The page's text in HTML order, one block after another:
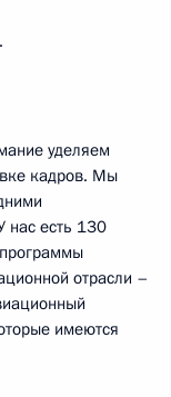
уделяем
кадров. Мы
нас есть 130
отрасли –
имеются